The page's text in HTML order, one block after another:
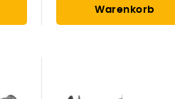
Warenkorb